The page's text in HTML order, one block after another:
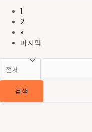
1
2
»
마지막
검색